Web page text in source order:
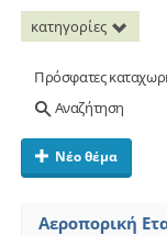
κατηγορίες
Πρόσφατες
Αναζήτηση
Νέο θέμα
Αεροπορική